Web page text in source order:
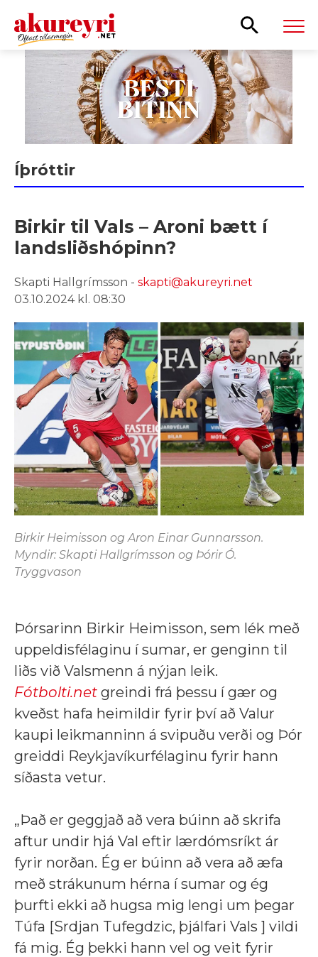
Leita
Íþróttir
Birkir til Vals – Aroni bætt í
landsliðshópinn?
Skapti Hallgrímsson - skapti@akureyri.net
03.10.2024 kl. 08:30
Birkir Heimisson og Aron Einar Gunnarsson.
Myndir: Skapti Hallgrímsson og Þórir Ó.
Tryggvason
Þórsarinn Birkir Heimisson, sem lék með
uppeldisfélaginu í sumar, er genginn til
liðs við Valsmenn á nýjan leik.
Fótbolti.net greindi frá þessu í gær og
kveðst hafa heimildir fyrir því að Valur
kaupi leikmanninn á svipuðu verði og Þór
greiddi Reykjavíkurfélaginu fyrir hann
síðasta vetur.
„Það er geggjað að vera búinn að skrifa
aftur undir hjá Val eftir lærdómsríkt ár
fyrir norðan. Ég er búinn að vera að æfa
með strákunum hérna í sumar og ég
þurfti ekki að hugsa mig lengi um þegar
Túfa [Srdjan Tufegdzic, þjálfari Vals ] vildi
fá mig. Ég þekki hann vel og veit fyrir